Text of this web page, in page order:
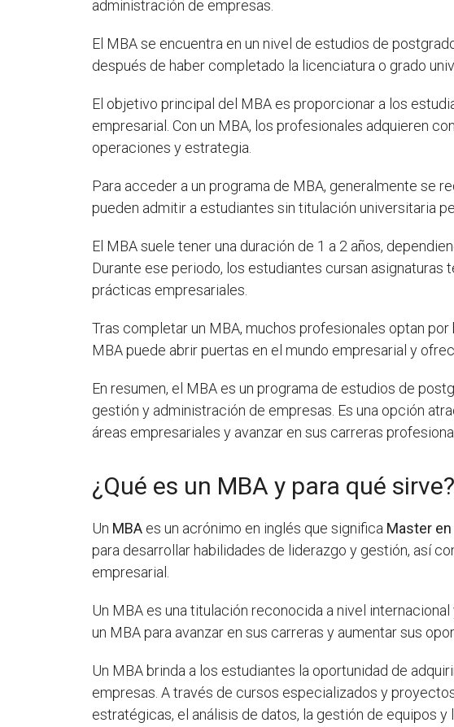
administración de empresas.
El MBA se encuentra en un nivel de estudios de
después de haber completado la licenciatura o grado
El objetivo principal del MBA es proporcionar a los
empresarial. Con un MBA, los profesionales adquieren
operaciones y estrategia.
Para acceder a un programa de MBA, generalmente se
pueden admitir a estudiantes sin titulación universitaria
El MBA suele tener una duración de 1 a 2 años,
Durante ese periodo, los estudiantes cursan
prácticas empresariales.
Tras completar un MBA, muchos profesionales optan
MBA puede abrir puertas en el mundo empresarial y
En resumen, el MBA es un programa de estudios de
gestión y administración de empresas. Es una opción
áreas empresariales y avanzar en sus carreras
¿Qué es un MBA y para qué sirve?
Un MBA es un acrónimo en inglés que significa Master
para desarrollar habilidades de liderazgo y gestión, así
empresarial.
Un MBA es una titulación reconocida a nivel
un MBA para avanzar en sus carreras y aumentar sus
Un MBA brinda a los estudiantes la oportunidad de
empresas. A través de cursos especializados y
estratégicas, el análisis de datos, la gestión de equipos